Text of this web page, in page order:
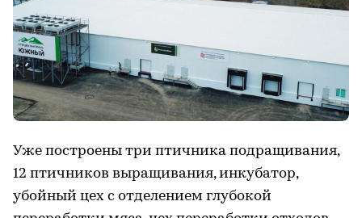
Уже построены три птичника подращивания,
12 птичников выращивания, инкубатор,
убойный цех с отделением глубокой